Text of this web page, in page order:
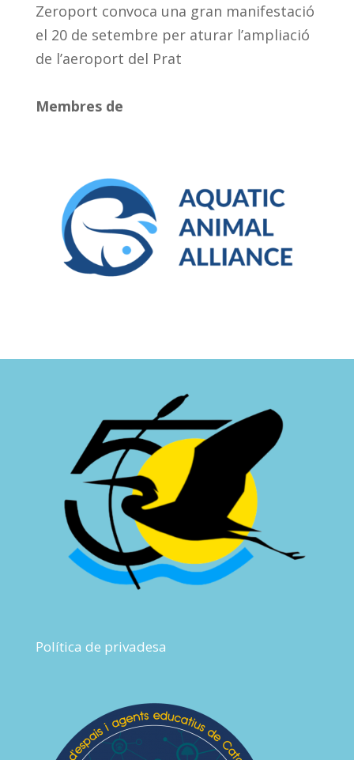
Zeroport convoca una gran manifestació
el 20 de setembre per aturar l’ampliació
de l’aeroport del Prat
Membres de
Política de privadesa